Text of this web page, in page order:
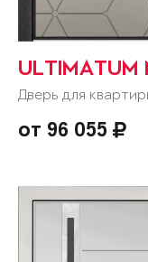
ULTIMATUM
Дверь для
от 96 055